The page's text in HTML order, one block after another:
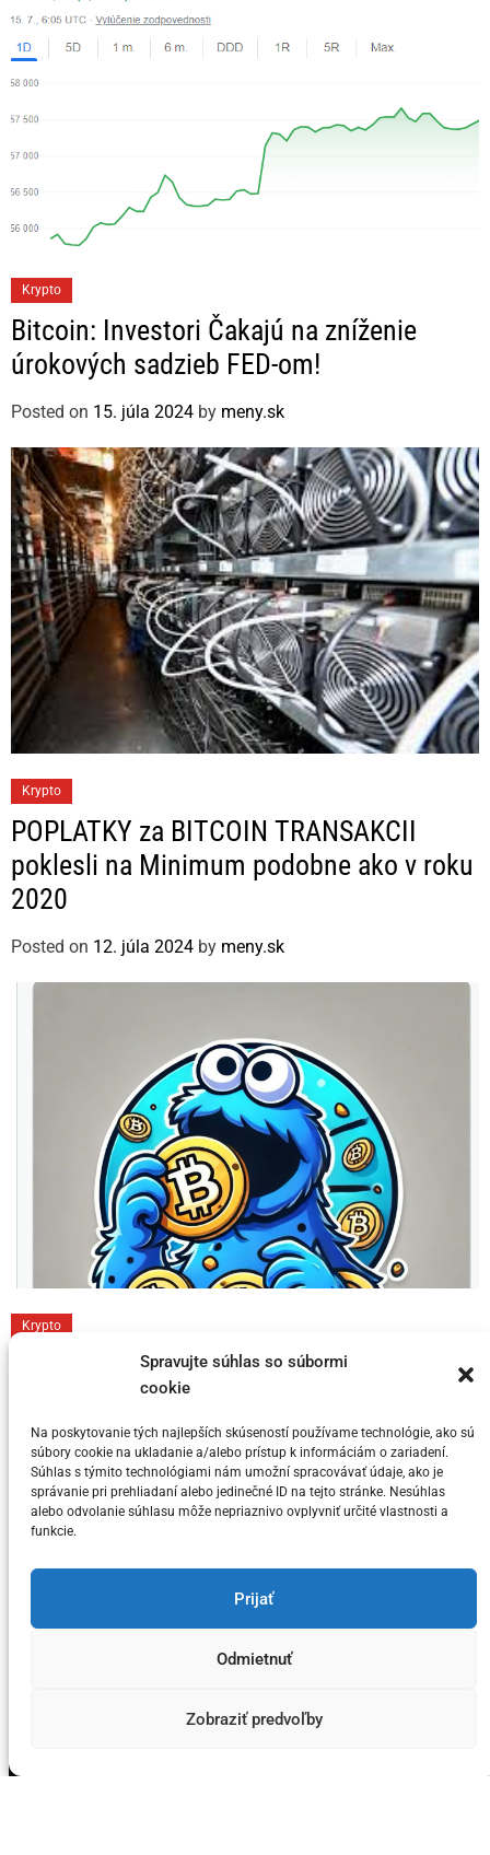
Spravujte súhlas so súbormi
cookie
Na poskytovanie tých najlepších skúseností používame technológie, ako sú
súbory cookie na ukladanie a/alebo prístup k informáciám o zariadení.
Súhlas s týmito technológiami nám umožní spracovávať údaje, ako je
správanie pri prehliadaní alebo jedinečné ID na tejto stránke. Nesúhlas
alebo odvolanie súhlasu môže nepriaznivo ovplyvniť určité vlastnosti a
funkcie.
Prijať
Odmietnuť
Zobraziť predvoľby
e
a
t
e
o
r
i
e
s
Krypto
Bitcoin: Investori Čakajú na zníženie
úrokových sadzieb FED-om!
Posted on 15. júla 2024 by meny.sk
a
t
e
g
r
Krypto
POPLATKY za BITCOIN TRANSAKCII
poklesli na Minimum podobne ako v roku
2020
Posted on 12. júla 2024 by meny.sk
Krypto
Toto sú 3 dôvody prečo si myslia niektorí
KRYPTO Analytici, že Bitcoin dosahuje
svoj vrchol v tomto cykle
Posted on5. júla 2024 by meny.sk
You have not selected any currencies to display
Copyright © meny.sk/ meny@meny.sk 2026 .